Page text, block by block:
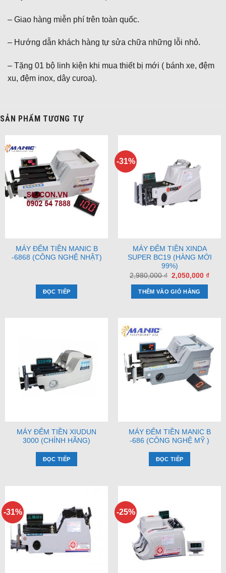
– Giao hàng miễn phí trên toàn quốc.
– Hướng dẫn khách hàng tự sửa chữa những lỗi nhỏ.
– Tặng 01 bộ linh kiện khi mua thiết bị mới ( bánh xe, đệm
xu, đệm inox, dây curoa).
SẢN PHẨM TƯƠNG TỰ
MÁY ĐẾM TIỀN MANIC B
-6868 (CÔNG NGHỆ NHẬT)
ĐỌC TIẾP
-31%
MÁY ĐẾM TIỀN XINDA
SUPER BC19 (HÀNG MỚI
99%)
2,980,000₫ Giá
gốc
là:
2,980,000 ₫.
2,050,000 ₫Giá
THÊM VÀO GIỎ HÀNG
MÁY ĐẾM TIỀN XIUDUN
3000 (CHÍNH HÃNG)
ĐỌC TIẾP
MÁY ĐẾM TIỀN MANIC B
-686 (CÔNG NGHỆ MỸ )
ĐỌC TIẾP
-31% -25%